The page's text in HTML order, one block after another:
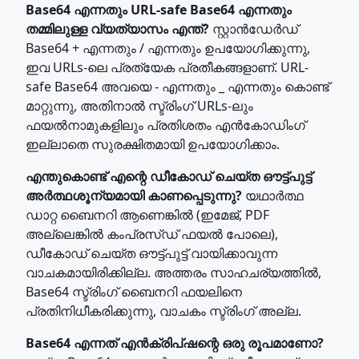
Base64 എന്നതും URL-safe Base64 എന്നതും
തമ്മിലുള്ള വ്യത്യാസം എന്ത്? സ്റ്റാൻഡേർഡ്
Base64 + എന്നതും / എന്നതും ഉപയോഗിക്കുന്നു,
ഇവ URLs-ലെ പ്രത്യേക പ്രതീകങ്ങളാണ്. URL-
safe Base64 അവയെ - എന്നതും _ എന്നതും കൊണ്ട്
മാറ്റുന്നു, അതിനാൽ സ്ട്രിംഗ് URLs-ലും
ഫയൽനാമുകളിലും പ്രതിശതം എൻകോഡിംഗ്
ഇല്ലാതെ സുരക്ഷിതമായി ഉപയോഗിക്കാം.
എന്തുകൊണ്ട് എന്റെ ഡീകോഡ് ചെയ്ത ഔട്ട്പുട്ട്
അർത്ഥശൂന്യമായി കാണപ്പെടുന്നു? യഥാർത്ഥ
ഡാറ്റ ബൈനറി ആണെങ്കിൽ (ഇമേജ്, PDF
അല്ലെങ്കിൽ കംപ്രസ്ഡ് ഫയൽ പോലെ),
ഡീകോഡ് ചെയ്ത ഔട്ട്പുട്ട് വായിക്കാവുന്ന
വാചകമായിരിക്കില്ല. അത്തരം സാഹചര്യത്തിൽ,
Base64 സ്ട്രിംഗ് ബൈനറി ഫയലിനെ
പ്രതിനിധീകരിക്കുന്നു, വാചകം സ്ട്രിംഗ് അല്ല.
Base64 എന്നത് എൻക്രിപ്ഷന്റെ ഒരു രൂപമാണോ?